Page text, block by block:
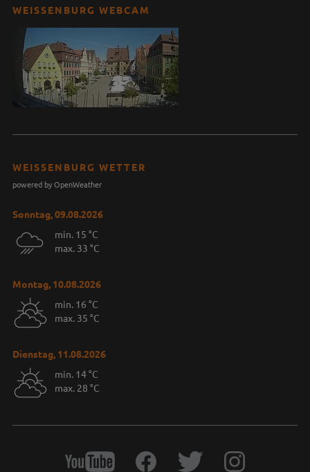
WEISSENBURG WEBCAM
WEISSENBURG WETTER
powered by OpenWeather
Sonntag, 09.08.2026
min. 15 °C
max. 33 °C
Montag, 10.08.2026
min. 16 °C
max. 35 °C
Dienstag, 11.08.2026
min. 14 °C
max. 28 °C